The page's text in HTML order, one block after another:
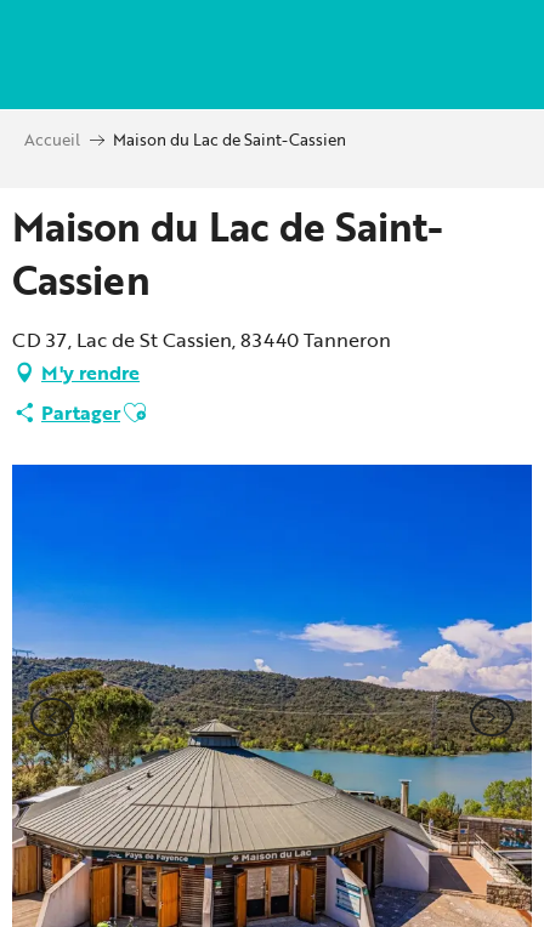
principal
Accueil Maison du Lac de Saint-Cassien
Maison du Lac de Saint-
Cassien
CD 37, Lac de St Cassien, 83440 Tanneron
M'y rendre
PartagerAjouter aux favoris